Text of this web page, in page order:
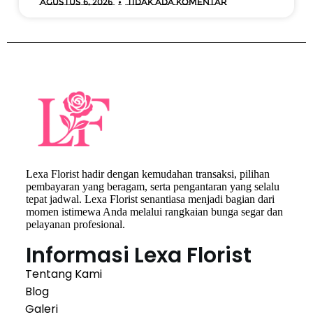
Lexa Florist hadir dengan kemudahan transaksi, pilihan
pembayaran yang beragam, serta pengantaran yang selalu
tepat jadwal. Lexa Florist senantiasa menjadi bagian dari
momen istimewa Anda melalui rangkaian bunga segar dan
pelayanan profesional.
Informasi Lexa Florist
Tentang Kami
Blog
Galeri